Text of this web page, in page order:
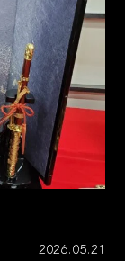
2026.05.21